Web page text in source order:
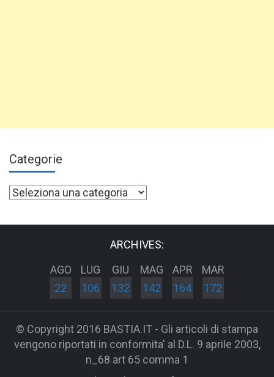
Categorie
Categorie
ARCHIVES:
AGO
22
LUG
106
GIU
132
MAG
142
APR
164
MAR
172
© Copyright 2016 BASTIA.IT - Gli articoli di stampa
vengono riportati in conformita' al D.L. 9 aprile 2003,
n_68 art 65 comma 1